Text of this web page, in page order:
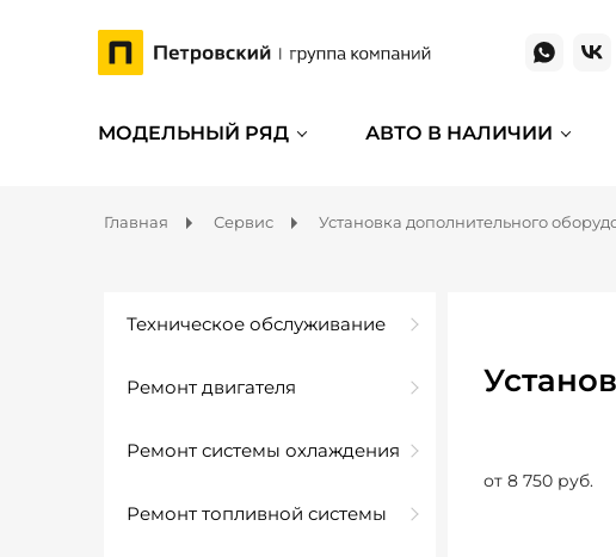
МОДЕЛЬНЫЙ РЯД АВТО В НАЛИЧИИ
Главная Сервис Установка дополнительного
Техническое обслуживание
Ремонт двигателя
Ремонт системы охлаждения
Ремонт топливной системы
от 8 750 руб.